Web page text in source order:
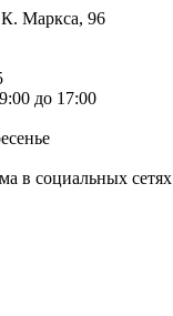
К. Маркса, 96
до 17:00
в социальных сетях